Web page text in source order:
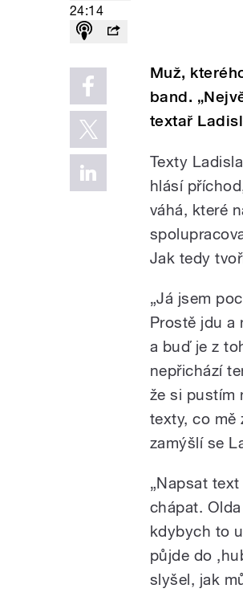
24:14
Muž,
band.
textař
Texty
hlásí
váhá, které
Jak tedy
„Já jsem
Prostě jdu a
a buď je z
nepřichází
že si pustím
texty, co mě
zamýšlí se
„Napsat
chápat.
kdybych to
půjde do
slyšel, jak